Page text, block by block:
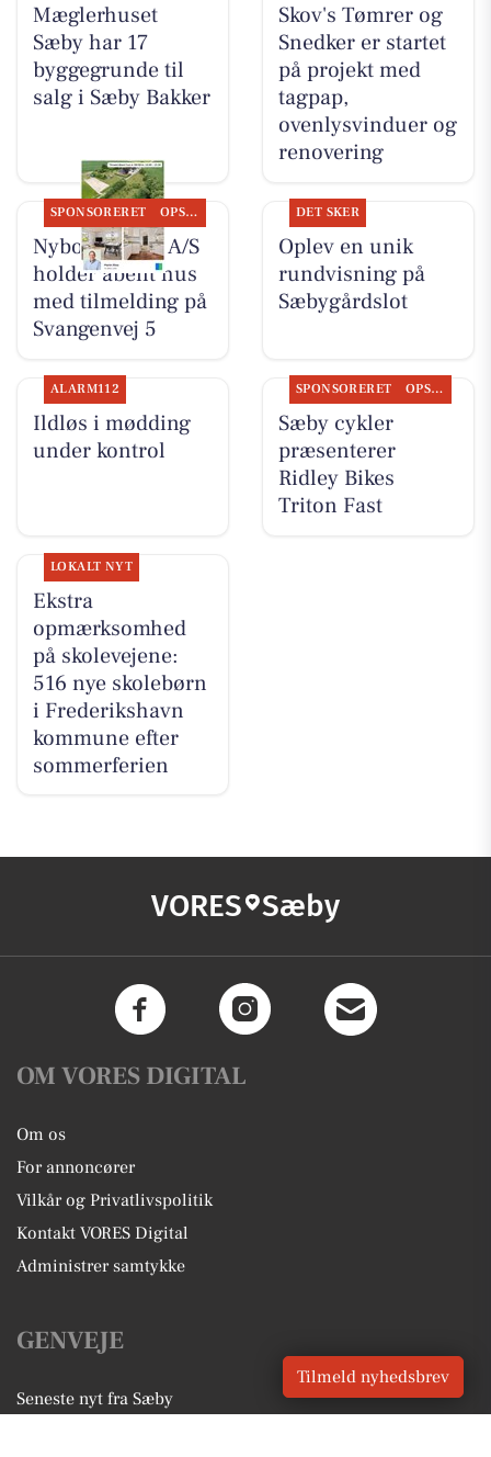
Mæglerhuset
Sæby har 17
byggegrunde til
salg i Sæby Bakker
Skov's Tømrer og
Snedker er startet
på projekt med
tagpap,
ovenlysvinduer og
renovering
SPONSORERET OPSLAGSTAVLEN
Nybolig Sæby A/S
holder åbent hus
med tilmelding på
Svangenvej 5
DET SKER
Oplev en unik
rundvisning på
Sæbygårdslot
ALARM112
Ildløs i mødding
under kontrol
SPONSORERET OPSLAGSTAVLEN
Sæby cykler
præsenterer
Ridley Bikes
Triton Fast
LOKALT NYT
Ekstra
opmærksomhed
på skolevejene:
516 nye skolebørn
i Frederikshavn
kommune efter
sommerferien
VORES Sæby
OM VORES DIGITAL
Om os
For annoncører
Vilkår og Privatlivspolitik
Kontakt VORES Digital
Administrer samtykke
GENVEJE
Seneste nyt fra Sæby
Tilmeld nyhedsbrev